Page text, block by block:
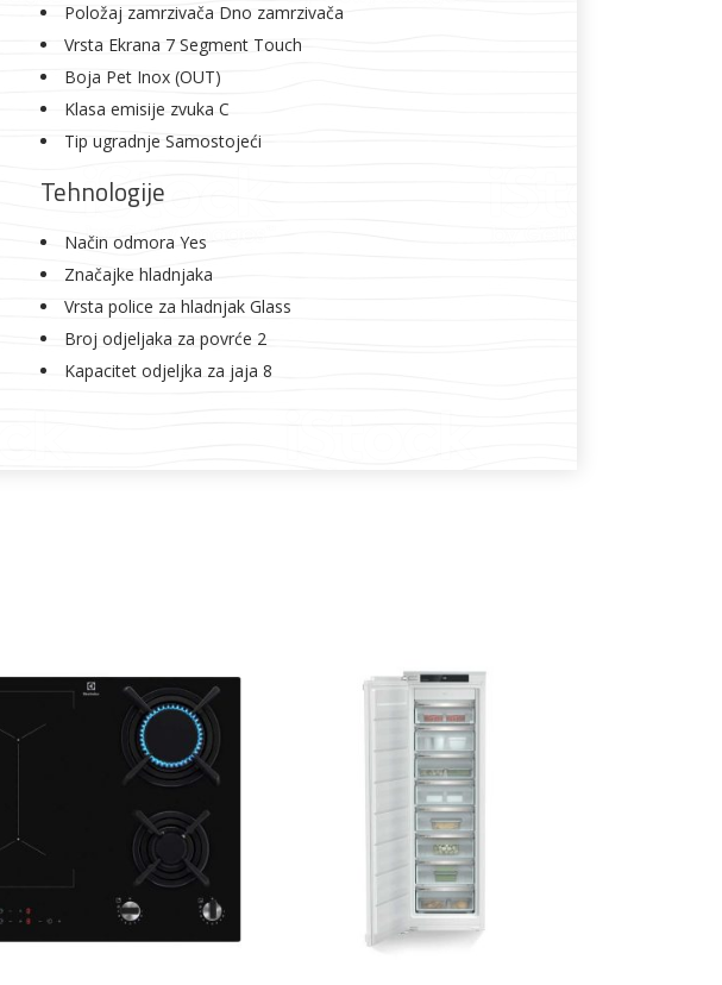
Položaj zamrzivača Dno zamrzivača
Vrsta Ekrana 7 Segment Touch
Boja Pet Inox (OUT)
Klasa emisije zvuka C
Tip ugradnje Samostojeći
Tehnologije
Način odmora Yes
Značajke hladnjaka
Vrsta police za hladnjak Glass
Broj odjeljaka za povrće 2
Kapacitet odjeljka za jaja 8
DODAJ U KOŠARICU DODAJ U KOŠARICU